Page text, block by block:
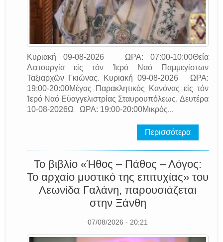
Κυριακή 09-08-2026 ΩΡΑ: 07:00-10:00Θεία
Λειτουργία εἰς τόν Ἱερό Ναό Παμμεγίστων
Ταξιαρχῶν Γκιώνας. Κυριακή 09-08-2026 ΩΡΑ:
19:00-20:00Μέγας Παρακλητικός Κανόνας εἰς τόν
Ἱερό Ναό Εὐαγγελιστρίας Σταυρουπόλεως. Δευτέρα
10-08-2026Ω ΩΡΑ: 19:00-20:00Μικρός...
Περισσότερα
Το βιβλίο «Ήθος – Πάθος – Λόγος:
Το αρχαίο μυστικό της επιτυχίας» του
Λεωνίδα Γαλάνη, παρουσιάζεται
στην Ξάνθη
07/08/2026 - 20:21